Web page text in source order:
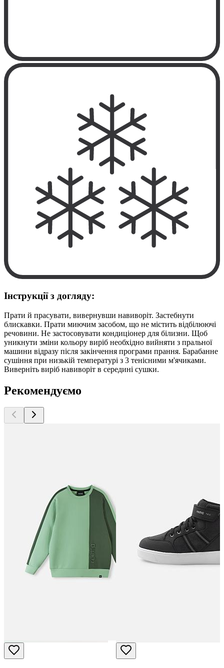
Інструкції з догляду:
Прати й прасувати, вивернувши навиворіт. Застебнути
блискавки. Прати миючим засобом, що не містить відбілюючі
речовини. Не застосовувати кондиціонер для білизни. Щоб
уникнути зміни кольору виріб необхідно вийняти з пральної
машини відразу після закінчення програми прання. Барабанне
сушіння при низькій температурі з 3 тенісними м'ячиками.
Виверніть виріб навиворіт в середині сушки.
Рекомендуємо